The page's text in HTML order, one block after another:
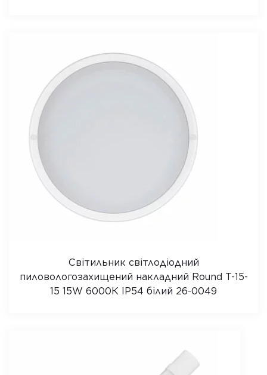
Світильник світлодіодний
пиловологозахищений накладний Round Т-15-
15 15W 6000К IP54 білий 26-0049